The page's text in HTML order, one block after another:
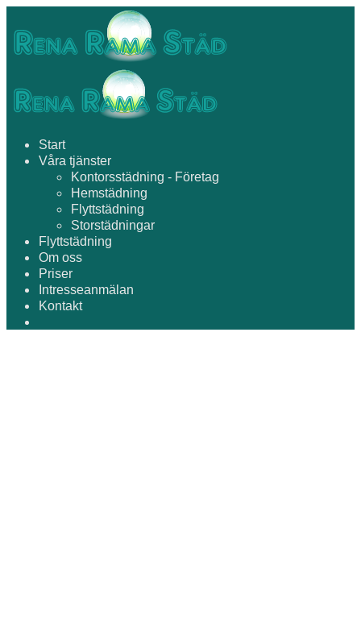
Start
Våra tjänster
Kontorsstädning - Företag
Hemstädning
Flyttstädning
Storstädningar
Flyttstädning
Om oss
Priser
Intresseanmälan
Kontakt